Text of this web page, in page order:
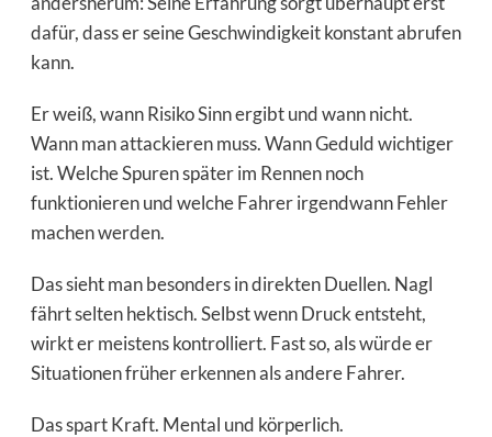
dafür, dass er seine Geschwindigkeit konstant abrufen
kann.
Er weiß, wann Risiko Sinn ergibt und wann nicht.
Wann man attackieren muss. Wann Geduld wichtiger
ist. Welche Spuren später im Rennen noch
funktionieren und welche Fahrer irgendwann Fehler
machen werden.
Das sieht man besonders in direkten Duellen. Nagl
fährt selten hektisch. Selbst wenn Druck entsteht,
wirkt er meistens kontrolliert. Fast so, als würde er
Situationen früher erkennen als andere Fahrer.
Das spart Kraft. Mental und körperlich.